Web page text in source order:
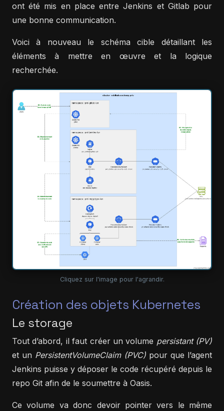
ont été mis en place entre Jenkins et Gitlab pour
une bonne communication.
Voici à nouveau le schéma cible détaillant les
éléments à mettre en œuvre et la logique
recherchée.
Cliquez sur l'image pour l'agrandir.
Création des objets Kubernetes
Le storage
Tout d’abord, il faut créer un volume persistant (PV)
et un PersistentVolumeClaim (PVC) pour que l’agent
Jenkins puisse y déposer le code récupéré depuis le
repo Git afin de le soumettre à Oasis.
Ce volume va donc devoir pointer vers le même